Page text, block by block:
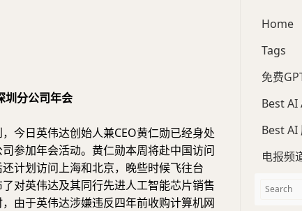
圳分公司年会
今日英伟达创始人兼CEO黄仁勋已经身处
参加年会活动。黄仁勋本周将赴中国访问
计划访问上海和北京，晚些时候飞往台
对英伟达及其同行先进人工智能芯片销售
由于英伟达涉嫌违反四年前收购计算机网
Home
Tags
免费
Best AI
Best AI
电报频